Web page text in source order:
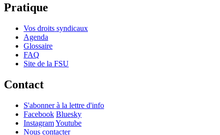
Pratique
Vos droits syndicaux
Agenda
Glossaire
FAQ
Site de la FSU
Contact
S'abonner à la lettre d'info
Facebook Bluesky
InstagramYoutube
Nous contacter